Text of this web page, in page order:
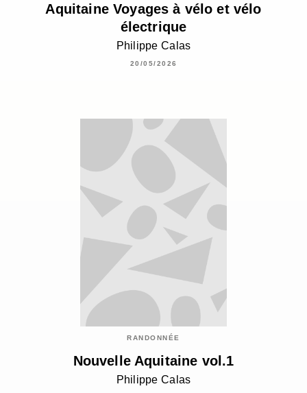
Aquitaine Voyages à vélo et vélo
électrique
Philippe Calas
20/05/2026
RANDONNÉE
Nouvelle Aquitaine vol.1
Philippe Calas